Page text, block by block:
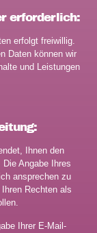
erforderlich:
erfolgt freiwillig.
Daten können wir
und Leistungen
Ihnen den
Angabe Ihres
ansprechen zu
Rechten als
Ihrer E-Mail-